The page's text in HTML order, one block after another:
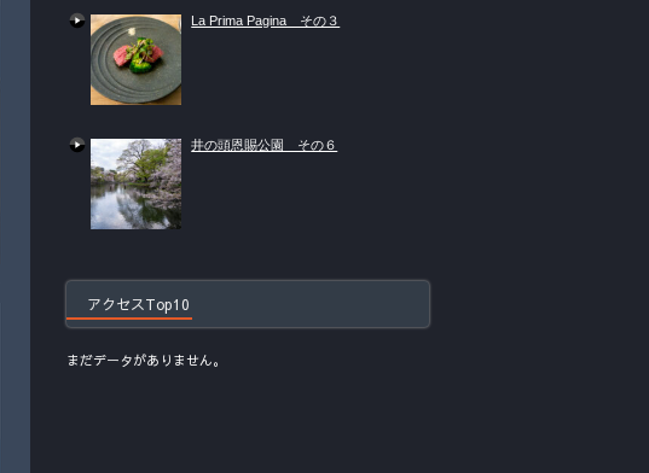
La Prima Pagina その３
井の頭恩賜公園 その６
アクセスTop10
まだデータがありません。